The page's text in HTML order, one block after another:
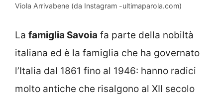
Viola Arrivabene (da Instagram -ultimaparola.com)
La famiglia Savoia fa parte della nobiltà
italiana ed è la famiglia che ha governato
l’Italia dal 1861 fino al 1946: hanno radici
molto antiche che risalgono al XII secolo